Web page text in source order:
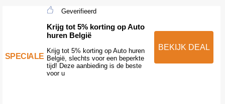
SPECIALE
Geverifieerd
Krijg tot 5% korting op Auto
huren België
Krijg tot 5% korting op Auto huren
België, slechts voor een beperkte
tijd! Deze aanbieding is de beste
voor u
BEKIJK DEAL